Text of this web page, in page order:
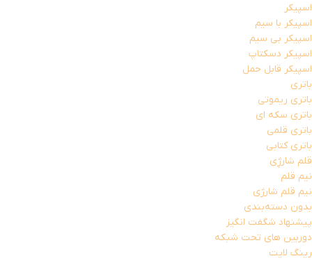
اسپیکر
اسپیکر با سیم
اسپیکر بی سیم
اسپیکر دسکتاپ
اسپیکر قابل حمل
باتری
باتری ریموتی
باتری سکه ای
باتری قلمی
باتری کتابی
قلم شارژِی
نیم قلم
نیم قلم شارژی
بدون دسته‌بندی
پیشنهاد شگفت انگیز
دوربین های تحت شبکه
رینگ لایت